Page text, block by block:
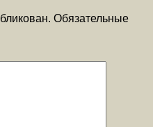
Обязательные